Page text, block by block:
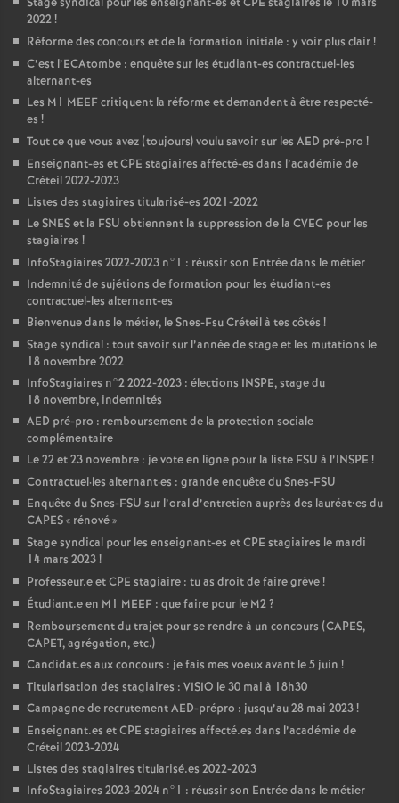
2022!
Réforme des concours et de la formation initiale : y voir plus clair!
C’est l’ECAtombe : enquête sur les étudiant-es contractuel-les
alternant-es
Les M1 MEEFcritiquent la réforme et demandent à être respecté-
es !
Tout ce que vous avez (toujours) voulu savoir sur les AED pré-pro !
Enseignant-es etCPE stagiaires affecté-es dans l’académie de
Créteil 2022-2023
Listes des stagiaires titularisé-es 2021-2022
LeSNESet la FSU obtiennent la suppression de la CVEC pour les
stagiaires !
InfoStagiaires 2022-2023 n°1 : réussir son Entrée dans le métier
Indemnité de sujétions de formation pour les étudiant-es
contractuel-les alternant-es
Bienvenue dans le métier, le Snes-Fsu Créteil à tes côtés !
Stage syndical : tout savoir sur l’année de stage et les mutations le
18 novembre 2022
InfoStagiaires n°2 2022-2023 : élections INSPE, stage du
18 novembre, indemnités
AED pré-pro : remboursement de la protection sociale
complémentaire
Le 22 et 23 novembre : je vote en ligne pour la liste FSU à l’INSPE !
Contractuel·les alternant·es : grande enquête du Snes-FSU
Enquête du Snes-FSU sur l’oral d’entretien auprès des lauréat•es du
CAPES« rénové»
Stage syndical pour les enseignant-es etCPE stagiaires le mardi
14 mars 2023!
Professeur.e etCPE stagiaire : tu as droit de faire grève!
Étudiant.e en M1 MEEF : que faire pour le M2?
Remboursement du trajet pour se rendre à un concours (CAPES,
CAPET, agrégation, etc.)
Candidat.es aux concours : je fais mes voeux avant le 5 juin !
Titularisation des stagiaires : VISIO le 30 mai à 18h30
Campagne de recrutementAED-prépro : jusqu’au 28 mai 2023!
Enseignant.es etCPE stagiaires affecté.es dans l’académie de
Créteil 2023-2024
Listes des stagiaires titularisé.es 2022-2023
InfoStagiaires 2023-2024 n°1 : réussir son Entrée dans le métier